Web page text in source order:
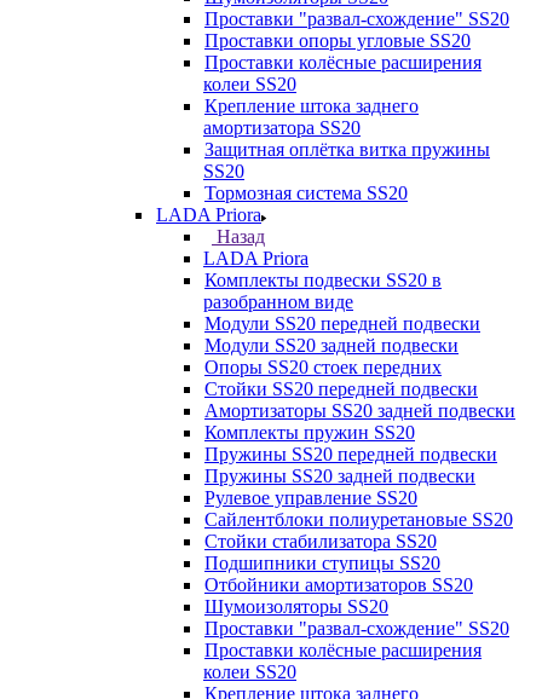
Проставки "развал-схождение" SS20
Проставки опоры угловые SS20
Проставки колёсные расширения
колеи SS20
Крепление штока заднего
амортизатора SS20
Защитная оплётка витка пружины
SS20
Тормозная система SS20
LADA Priora
Назад
LADA Priora
Комплекты подвески SS20 в
разобранном виде
Модули SS20 передней подвески
Модули SS20 задней подвески
Опоры SS20 стоек передних
Стойки SS20 передней подвески
Амортизаторы SS20 задней подвески
Комплекты пружин SS20
Пружины SS20 передней подвески
Пружины SS20 задней подвески
Рулевое управление SS20
Сайлентблоки полиуретановые SS20
Стойки стабилизатора SS20
Подшипники ступицы SS20
Отбойники амортизаторов SS20
Шумоизоляторы SS20
Проставки "развал-схождение" SS20
Проставки колёсные расширения
колеи SS20
Крепление штока заднего